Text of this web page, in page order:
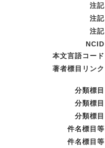
注記
注記
注記
NCID
本文言語コード
著者標目リンク
分類標目
分類標目
分類標目
件名標目等
件名標目等